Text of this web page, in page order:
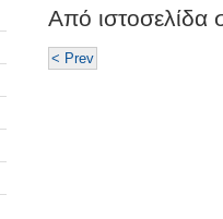
Από ιστοσελίδα
< Prev